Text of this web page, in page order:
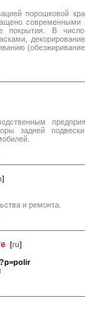
порошковой
покрытия. В
задней
]
и ремонта.
[ru]